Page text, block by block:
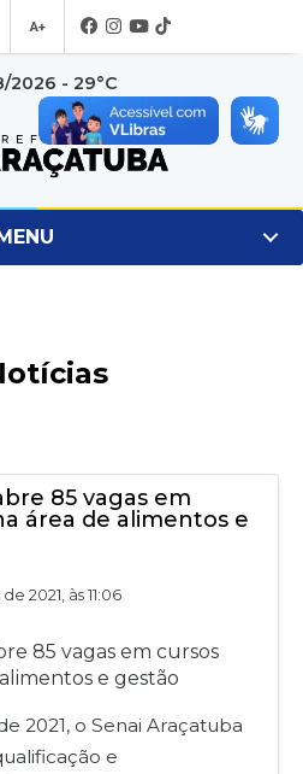
A+
2026 - 29°C
85 vagas em
área de alimentos e
2021, às 11:06
2021, o Senai Araçatuba
e